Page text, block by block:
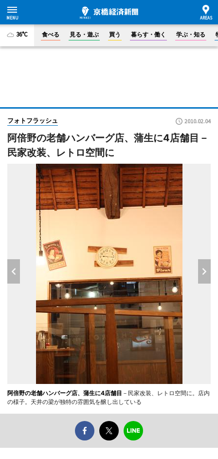
36°C 食べる 見る・遊ぶ 買う 暮らす・働く 学ぶ・知る
フォトフラッシュ 2010.02.04
阿倍野の老舗ハンバーグ店、蒲生に4店舗目－
民家改装、レトロ空間に
阿倍野の老舗ハンバーグ店、蒲生に4店舗目 －民家改装、レトロ空間に。店内
の様子。天井の梁が独特の雰囲気を醸し出している